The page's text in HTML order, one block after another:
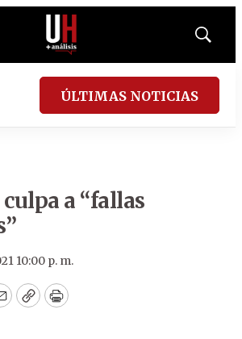
Mostrar
ÚLTIMAS NOTICIAS
a “fallas
10:00 p. m.
CopyPrint